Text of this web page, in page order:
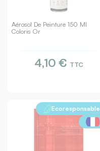
Aérosol De Peinture 150 Ml
Coloris Or
4,10 € TTC
Ecoresponsable